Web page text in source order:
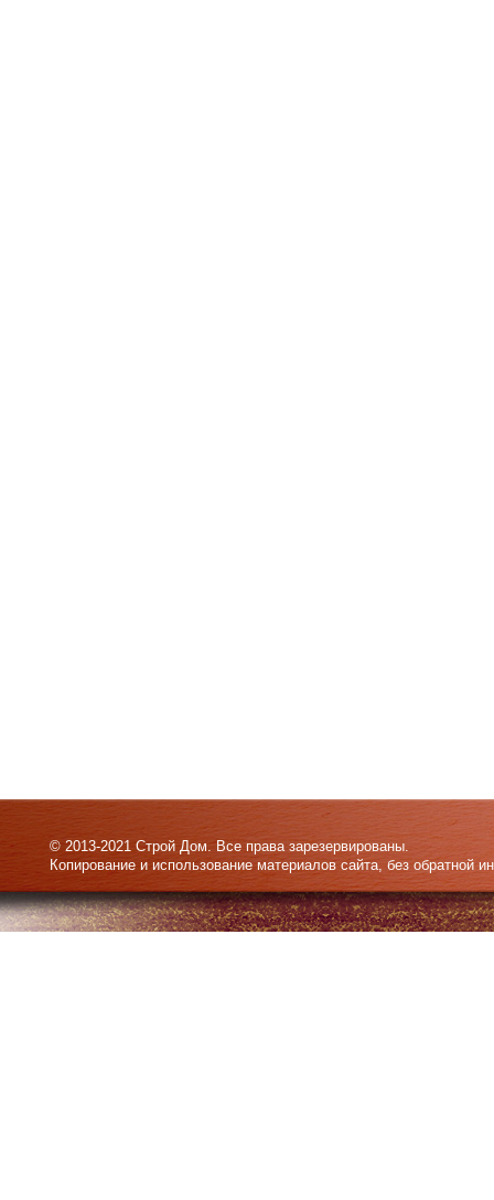
© 2013-2021 Строй Дом. Все права зарезервированы.
Копирование и использование материалов сайта, без обратной